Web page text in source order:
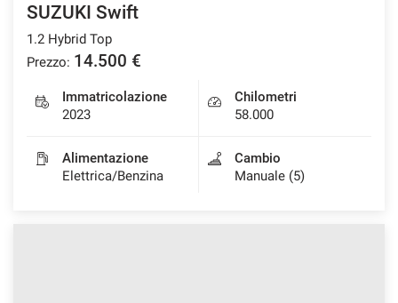
SUZUKI Swift
1.2 Hybrid Top
Prezzo: 14.500 €
Immatricolazione
2023
Chilometri
58.000
Alimentazione
Elettrica/Benzina
Cambio
Manuale (5)